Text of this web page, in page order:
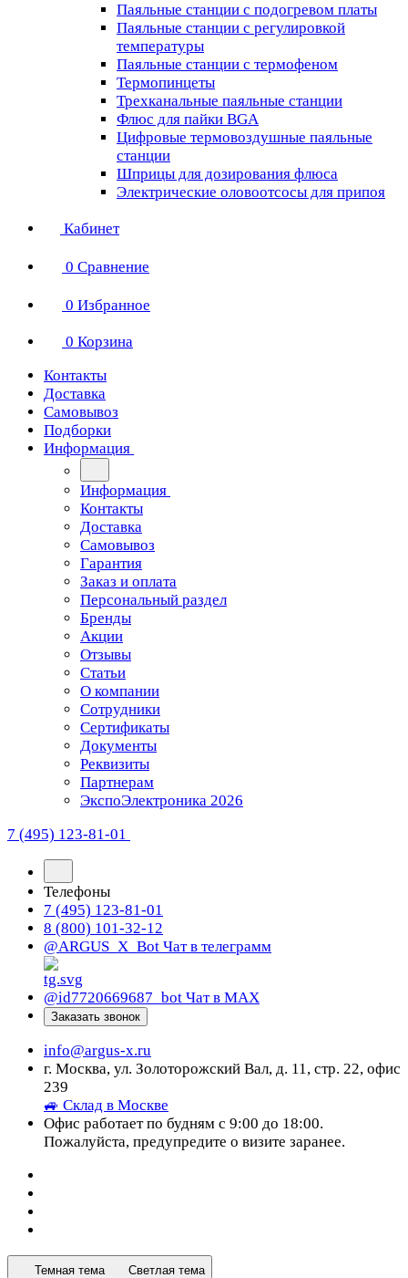
Паяльные станции с подогревом платы
Паяльные станции с регулировкой
температуры
Паяльные станции с термофеном
Термопинцеты
Трехканальные паяльные станции
Флюс для пайки BGA
Цифровые термовоздушные паяльные
станции
Шприцы для дозирования флюса
Электрические оловоотсосы для припоя
Кабинет
0 Сравнение
0 Избранное
0 Корзина
Контакты
Доставка
Самовывоз
Подборки
Информация
Информация
Контакты
Доставка
Самовывоз
Гарантия
Заказ и оплата
Персональный раздел
Бренды
Акции
Отзывы
Статьи
О компании
Сотрудники
Сертификаты
Документы
Реквизиты
Партнерам
ЭкспоЭлектроника 2026
7 (495) 123-81-01
Телефоны
7 (495) 123-81-01
8 (800) 101-32-12
@ARGUS_X_Bot Чат в телеграмм
@id7720669687_bot Чат в МАХ
Заказать звонок
info@argus-x.ru
г. Москва, ул. Золоторожский Вал, д. 11, стр. 22, офис
239
🚙 Склад в Москве
Офис работает по будням с 9:00 до 18:00.
Пожалуйста, предупредите о визите заранее.
Темная тема Светлая тема